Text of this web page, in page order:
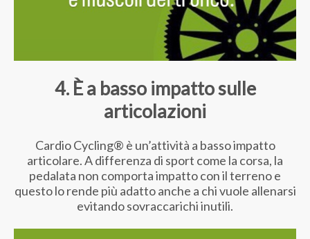
4. È a basso impatto sulle
articolazioni
Cardio Cycling® è un’attività a basso impatto
articolare. A differenza di sport come la corsa, la
pedalata non comporta impatto con il terreno e
questo lo rende più adatto anche a chi vuole allenarsi
evitando sovraccarichi inutili.